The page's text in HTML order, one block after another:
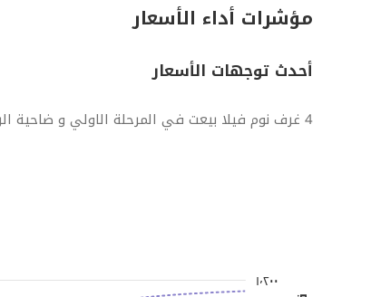
مؤشرات أداء الأسعار
أحدث توجهات الأسعار
4 غرف نوم فيلا بيعت في المرحلة الاولي و ضاحية الرويضات
١٬٢٠٠